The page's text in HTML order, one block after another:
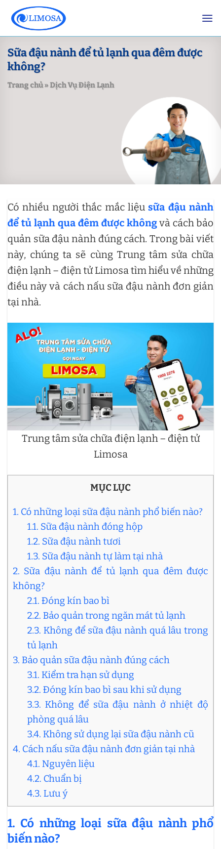
content
Sữa đậu nành để tủ lạnh qua đêm được
không?
Trang chủ»Dịch Vụ Điện Lạnh
Có nhiều người thắc mắc liệusữa đậu nành
để tủ lạnh qua đêm được không và cách bảo
quản sữa đậu nành đúng cách. Trong bài viết
này, chúng ta sẽ cùng Trung tâm sửa chữa
điện lạnh – điện tử Limosa tìm hiểu về những
điều này và cách nấu sữa đậu nành đơn giản
tại nhà.
Trung tâm sửa chữa điện lạnh – điện tử
Limosa
MỤC LỤC
1. Có những loại sữa đậu nành phổ biến nào?
1.1. Sữa đậu nành đóng hộp
1.2. Sữa đậu nành tươi
1.3. Sữa đậu nành tự làm tại nhà
2. Sữa đậu nành để tủ lạnh qua đêm được
không?
2.1. Đóng kín bao bì
2.2. Bảo quản trong ngăn mát tủ lạnh
2.3. Không để sữa đậu nành quá lâu trong
tủ lạnh
3. Bảo quản sữa đậu nành đúng cách
3.1. Kiểm tra hạn sử dụng
3.2. Đóng kín bao bì sau khi sử dụng
3.3. Không để sữa đậu nành ở nhiệt độ
phòng quá lâu
3.4. Không sử dụng lại sữa đậu nành cũ
4. Cách nấu sữa đậu nành đơn giản tại nhà
4.1. Nguyên liệu
4.2. Chuẩn bị
4.3. Lưu ý
1. Có những loại sữa đậu nành phổ
biến nào?